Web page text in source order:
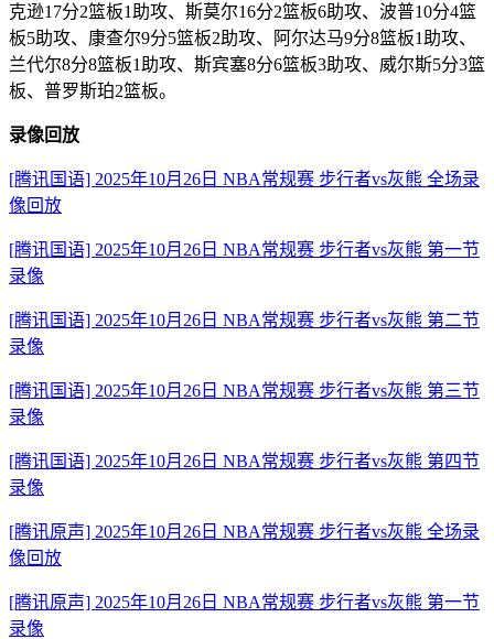
克逊17分2篮板1助攻、斯莫尔16分2篮板6助攻、波普10分4篮
板5助攻、康查尔9分5篮板2助攻、阿尔达马9分8篮板1助攻、
兰代尔8分8篮板1助攻、斯宾塞8分6篮板3助攻、威尔斯5分3篮
板、普罗斯珀2篮板。
录像回放
[腾讯国语] 2025年10月26日 NBA常规赛 步行者vs灰熊 全场录
像回放
[腾讯国语] 2025年10月26日 NBA常规赛 步行者vs灰熊 第一节
录像
[腾讯国语] 2025年10月26日 NBA常规赛 步行者vs灰熊 第二节
录像
[腾讯国语] 2025年10月26日 NBA常规赛 步行者vs灰熊 第三节
录像
[腾讯国语] 2025年10月26日 NBA常规赛 步行者vs灰熊 第四节
录像
[腾讯原声] 2025年10月26日 NBA常规赛 步行者vs灰熊 全场录
像回放
[腾讯原声] 2025年10月26日 NBA常规赛 步行者vs灰熊 第一节
录像